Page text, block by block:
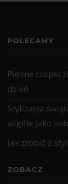
POLECAMY
Piękne czapki
dzień
Stylizacja
wigilie jako
Jak zrobić 3
ZOBACZ